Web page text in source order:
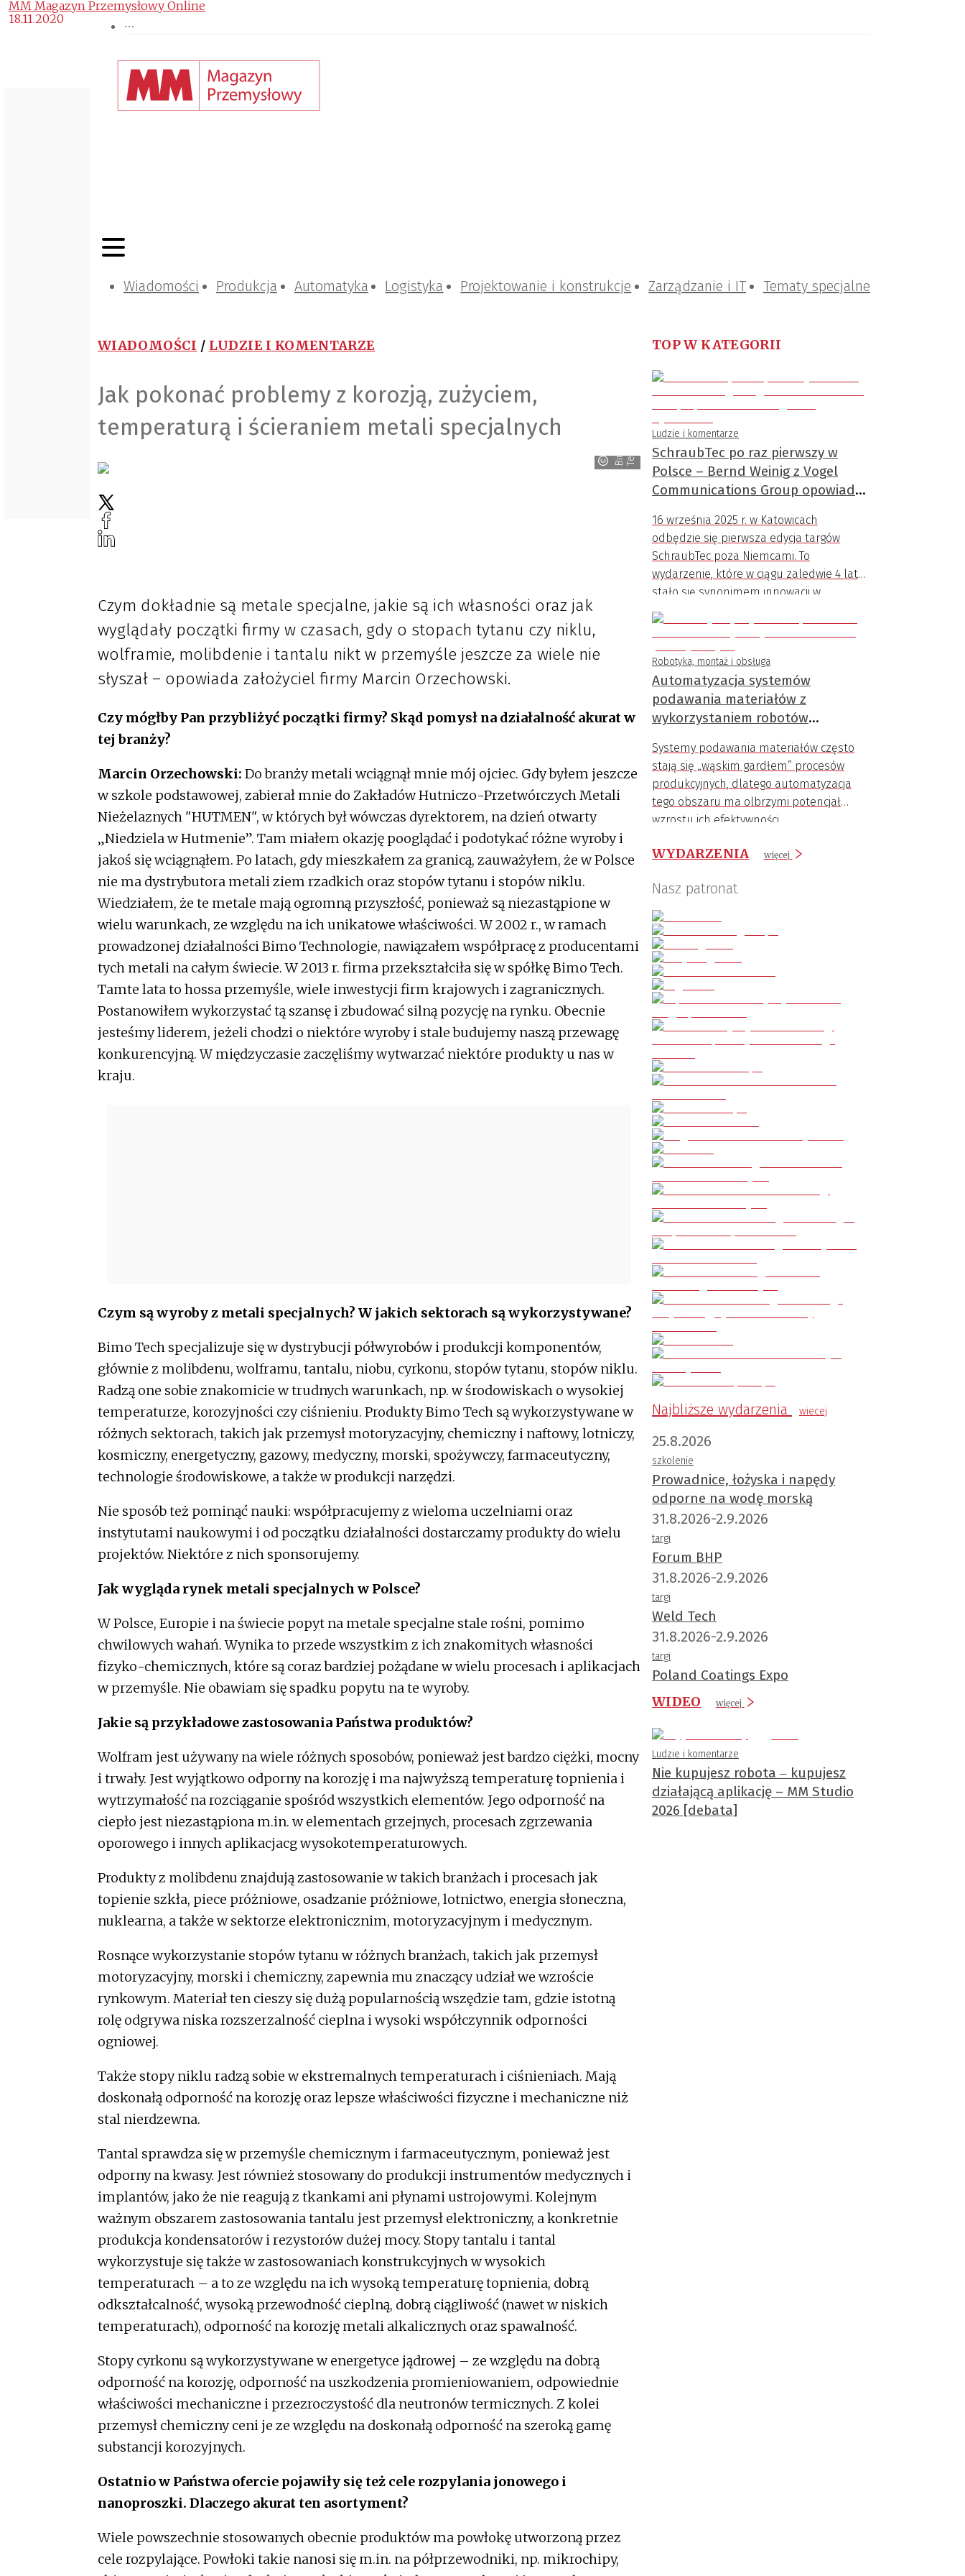
Wiadomości Produkcja Automatyka Logistyka Projektowanie i konstrukcje Zarządzanie i IT Tematy specjalne
WIADOMOŚCI / LUDZIE I KOMENTARZE
Jak pokonać problemy z korozją, zużyciem,
temperaturą i ścieraniem metali specjalnych
B
i
m
o
T
e
ch
MM Magazyn Przemysłowy Online
18.11.2020
Czym dokładnie są metale specjalne, jakie są ich własności oraz jak
wyglądały początki firmy w czasach, gdy o stopach tytanu czy niklu,
wolframie, molibdenie i tantalu nikt w przemyśle jeszcze za wiele nie
słyszał – opowiada założyciel firmy Marcin Orzechowski.
Czy mógłby Pan przybliżyć początki firmy? Skąd pomysł na działalność akurat w
tej branży?
Marcin Orzechowski: Do branży metali wciągnął mnie mój ojciec. Gdy byłem jeszcze
w szkole podstawowej, zabierał mnie do Zakładów Hutniczo-Przetwórczych Metali
Nieżelaznych "HUTMEN", w których był wówczas dyrektorem, na dzień otwarty
„Niedziela w Hutmenie”. Tam miałem okazję pooglądać i podotykać różne wyroby i
jakoś się wciągnąłem. Po latach, gdy mieszkałem za granicą, zauważyłem, że w Polsce
nie ma dystrybutora metali ziem rzadkich oraz stopów tytanu i stopów niklu.
Wiedziałem, że te metale mają ogromną przyszłość, ponieważ są niezastąpione w
wielu warunkach, ze względu na ich unikatowe właściwości. W 2002 r., w ramach
prowadzonej działalności Bimo Technologie, nawiązałem współpracę z producentami
tych metali na całym świecie. W 2013 r. firma przekształciła się w spółkę Bimo Tech.
Tamte lata to hossa przemyśle, wiele inwestycji firm krajowych i zagranicznych.
Postanowiłem wykorzystać tą szansę i zbudować silną pozycję na rynku. Obecnie
jesteśmy liderem, jeżeli chodzi o niektóre wyroby i stale budujemy naszą przewagę
konkurencyjną. W międzyczasie zaczęliśmy wytwarzać niektóre produkty u nas w
kraju.
Czym są wyroby z metali specjalnych? W jakich sektorach są wykorzystywane?
Bimo Tech specjalizuje się w dystrybucji półwyrobów i produkcji komponentów,
głównie z molibdenu, wolframu, tantalu, niobu, cyrkonu, stopów tytanu, stopów niklu.
Radzą one sobie znakomicie w trudnych warunkach, np. w środowiskach o wysokiej
temperaturze, korozyjności czy ciśnieniu. Produkty Bimo Tech są wykorzystywane w
różnych sektorach, takich jak przemysł motoryzacyjny, chemiczny i naftowy, lotniczy,
kosmiczny, energetyczny, gazowy, medyczny, morski, spożywczy, farmaceutyczny,
technologie środowiskowe, a także w produkcji narzędzi.
Nie sposób też pominąć nauki: współpracujemy z wieloma uczelniami oraz
instytutami naukowymi i od początku działalności dostarczamy produkty do wielu
projektów. Niektóre z nich sponsorujemy.
Jak wygląda rynek metali specjalnych w Polsce?
W Polsce, Europie i na świecie popyt na metale specjalne stale rośni, pomimo
chwilowych wahań. Wynika to przede wszystkim z ich znakomitych własności
fizyko-chemicznych, które są coraz bardziej pożądane w wielu procesach i aplikacjach
w przemyśle. Nie obawiam się spadku popytu na te wyroby.
Jakie są przykładowe zastosowania Państwa produktów?
Wolfram jest używany na wiele różnych sposobów, ponieważ jest bardzo ciężki, mocny
i trwały. Jest wyjątkowo odporny na korozję i ma najwyższą temperaturę topnienia i
wytrzymałość na rozciąganie spośród wszystkich elementów. Jego odporność na
ciepło jest niezastąpiona m.in. w elementach grzejnych, procesach zgrzewania
oporowego i innych aplikacjacg wysokotemperaturowych.
Produkty z molibdenu znajdują zastosowanie w takich branżach i procesach jak
topienie szkła, piece próżniowe, osadzanie próżniowe, lotnictwo, energia słoneczna,
nuklearna, a także w sektorze elektronicznim, motoryzacyjnym i medycznym.
Rosnące wykorzystanie stopów tytanu w różnych branżach, takich jak przemysł
motoryzacyjny, morski i chemiczny, zapewnia mu znaczący udział we wzroście
rynkowym. Materiał ten cieszy się dużą popularnością wszędzie tam, gdzie istotną
rolę odgrywa niska rozszerzalność cieplna i wysoki współczynnik odporności
ogniowej.
Także stopy niklu radzą sobie w ekstremalnych temperaturach i ciśnieniach. Mają
doskonałą odporność na korozję oraz lepsze właściwości fizyczne i mechaniczne niż
stal nierdzewna.
Tantal sprawdza się w przemyśle chemicznym i farmaceutycznym, ponieważ jest
odporny na kwasy. Jest również stosowany do produkcji instrumentów medycznych i
implantów, jako że nie reagują z tkankami ani płynami ustrojowymi. Kolejnym
ważnym obszarem zastosowania tantalu jest przemysł elektroniczny, a konkretnie
produkcja kondensatorów i rezystorów dużej mocy. Stopy tantalu i tantal
wykorzystuje się także w zastosowaniach konstrukcyjnych w wysokich
temperaturach – a to ze względu na ich wysoką temperaturę topnienia, dobrą
odkształcalność, wysoką przewodność cieplną, dobrą ciągliwość (nawet w niskich
temperaturach), odporność na korozję metali alkalicznych oraz spawalność.
Stopy cyrkonu są wykorzystywane w energetyce jądrowej – ze względu na dobrą
odporność na korozję, odporność na uszkodzenia promieniowaniem, odpowiednie
właściwości mechaniczne i przezroczystość dla neutronów termicznych. Z kolei
przemysł chemiczny ceni je ze względu na doskonałą odporność na szeroką gamę
substancji korozyjnych.
Ostatnio w Państwa ofercie pojawiły się też cele rozpylania jonowego i
nanoproszki. Dlaczego akurat ten asortyment?
Wiele powszechnie stosowanych obecnie produktów ma powłokę utworzoną przez
cele rozpylające. Powłoki takie nanosi się m.in. na półprzewodniki, np. mikrochipy,
TOP W KATEGORII
Ludzie i komentarze
SchraubTec po raz pierwszy w
Polsce – Bernd Weinig z Vogel
Communications Group opowiada
16 września 2025 r. w Katowicach
odbędzie się pierwsza edycja targów
SchraubTec poza Niemcami. To
wydarzenie, które w ciągu zaledwie 4 lat
stało się synonimem innowacji w
dziedzinie połączeń śrubowych.
Robotyka, montaż i obsługa
Automatyzacja systemów
podawania materiałów z
wykorzystaniem robotów
Systemy podawania materiałów często
stają się „wąskim gardłem” procesów
produkcyjnych, dlatego automatyzacja
tego obszaru ma olbrzymi potencjał
wzrostu ich efektywności.
WYDARZENIA więcej
Nasz patronat
Najbliższe wydarzenia wiecej
25.8.2026
szkolenie
Prowadnice, łożyska i napędy
odporne na wodę morską
31.8.2026-2.9.2026
targi
Forum BHP
31.8.2026-2.9.2026
targi
Weld Tech
31.8.2026-2.9.2026
targi
Poland Coatings Expo
WIDEO
więcej
Ludzie i komentarze
Nie kupujesz robota ‒ kupujesz
działającą aplikację – MM Studio
2026 [debata]